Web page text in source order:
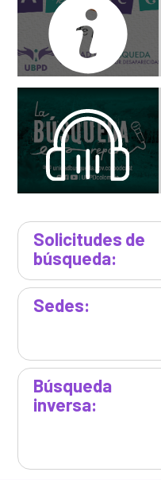
Solicitudes de
búsqueda:
Sedes:
Búsqueda
inversa: